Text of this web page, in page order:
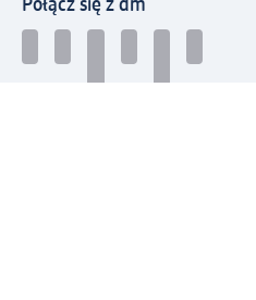
Połącz się z dm